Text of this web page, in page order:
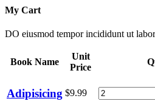
My Cart
DO eiusmod tempor incididunt ut
Book Name
Unit
Price
Adipisicing $9.99